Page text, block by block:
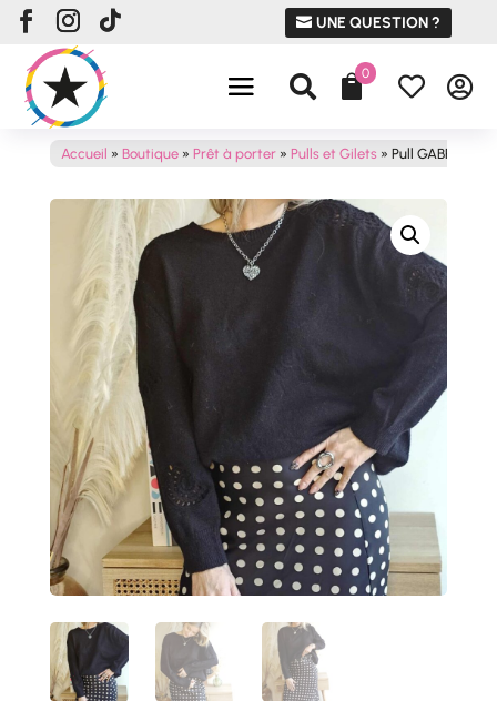
UNE QUESTION ?
 0  
Accueil » Boutique» Prêt à porter» Pulls et Gilets» Pull GABRIELLE